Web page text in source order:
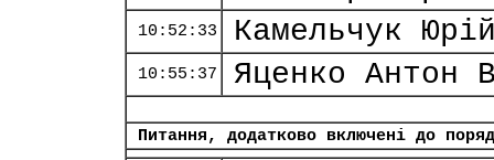
10:52:33 Камельчук
10:55:37 Яценко Антон
Питання, додатково включені до